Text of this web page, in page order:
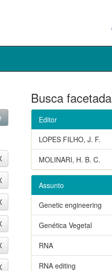
Busca facetada
Editor
LOPES FILHO, J. F.
MOLINARI, H. B. C.
Assunto
Genetic engineering
Genética Vegetal
RNA
RNA editing